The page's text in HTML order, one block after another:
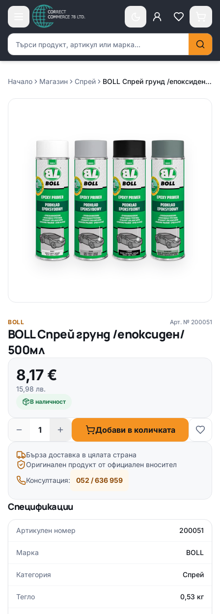
Търсене на продукти
Начало Магазин Спрей BOLL Спрей грунд /епоксиден/ 500мл
BOLL Арт. № 200051
BOLL Спрей грунд /епоксиден/
500мл
8,17 €
15,98 лв.
В наличност
Добави в количката
Бърза доставка в цялата страна
Оригинален продукт от официален вносител
Консултация:
052 / 636 959
Спецификации
Артикулен номер 200051
Марка BOLL
Категория Спрей
Тегло 0,53 кг